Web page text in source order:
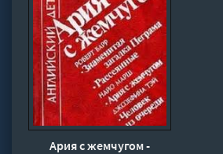
Ария с жемчугом -